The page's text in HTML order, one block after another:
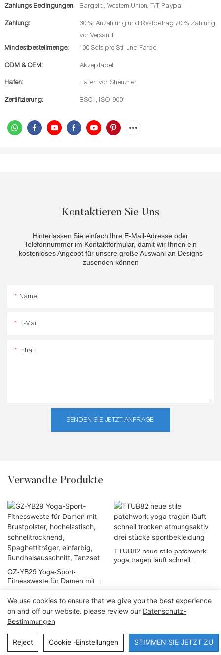
Zahlungs Bedingungen: Bargeld, Western Union, T/T, Paypal
Zahlung:
30 % Anzahlung und Restbetrag 70 % Zahlung
vor Versand
Mindestbestellmenge:
100 Sets pro Stil und Farbe
ODM & OEM: Akzeptabel
Hafen: Hafen von Shenzhen
Zertifizierung: BSCI , ISO19001
Kontaktieren Sie Uns
Hinterlassen Sie einfach Ihre E-Mail-Adresse oder
Telefonnummer im Kontaktformular, damit wir Ihnen ein
kostenloses Angebot für unsere große Auswahl an Designs
zusenden können
Name
E-Mail
Inhalt
SENDEN SIE JETZT ANFRAGE
Verwandte Produkte
GZ-YB29 Yoga-Sport-
Fitnessweste für Damen mit
schnelltrocknend,
Spaghettiträger, einfarbig,
Rundhalsausschnitt, Tanzset
TTUB82 neue stile patchwork
yoga tragen läuft schnell
Copyright © 2026 Dongguan Lanteng Sports Products Co., Ltd. |
Sitemap∣Datenschutzerklärung
We use cookies to ensure that we give you the best experience
on and off our website. please review our Datenschutz-
Bestimmungen
Reject Cookie -Einstellungen STIMMEN SIE JETZT ZU